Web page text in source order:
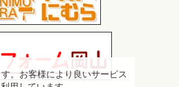
。お客様により良いサービス